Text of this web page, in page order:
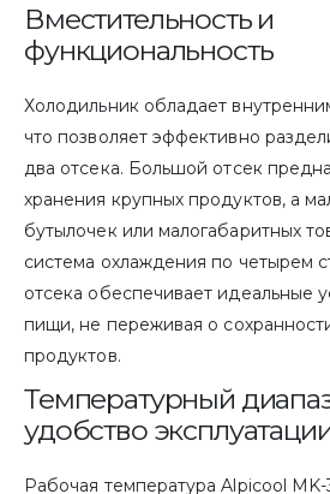
Вместительность и
функциональность
Холодильник обладает
что позволяет эффективно
два отсека. Большой отсек
хранения крупных продуктов, а
бутылочек или малогабаритных
система охлаждения по четырем
отсека обеспечивает идеальные
пищи, не переживая о
продуктов.
Температурный
удобство
Рабочая температура Alpicool